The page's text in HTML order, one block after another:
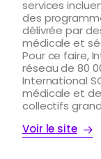
services
des
délivrée par
médicale et
Pour ce faire,
réseau de 80
International
médicale et
collectifs
Voir le site